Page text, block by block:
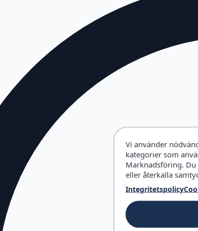
Vi använder
kategorier som
Marknadsföring.
eller återkalla
Integritetspolicy